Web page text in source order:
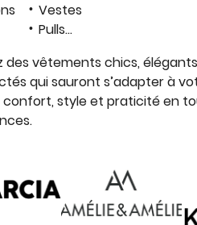
Vestes
Pulls...
des vêtements chics,
qui sauront s’adapter à
confort, style et praticité en